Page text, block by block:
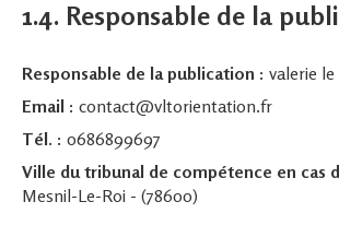
1.4. Responsable de la
Responsable de la publication : valerie
Email : contact@vltorientation.fr
Tél. : 0686899697
Ville du tribunal de compétence en cas
Mesnil-Le-Roi - (78600)